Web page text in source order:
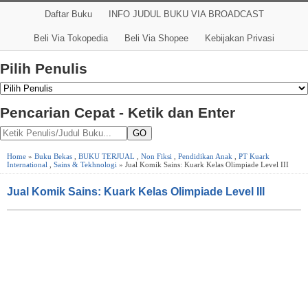
Daftar Buku INFO JUDUL BUKU VIA BROADCAST
Beli Via Tokopedia Beli Via Shopee Kebijakan Privasi
Pilih Penulis
Pencarian Cepat - Ketik dan Enter
GO
Home » Buku Bekas BUKU TERJUAL Non Fiksi Pendidikan Anak
PT Kuark
International
Sains & Tekhnologi » Jual Komik Sains: Kuark Kelas Olimpiade Level III
Jual Komik Sains: Kuark Kelas Olimpiade Level III